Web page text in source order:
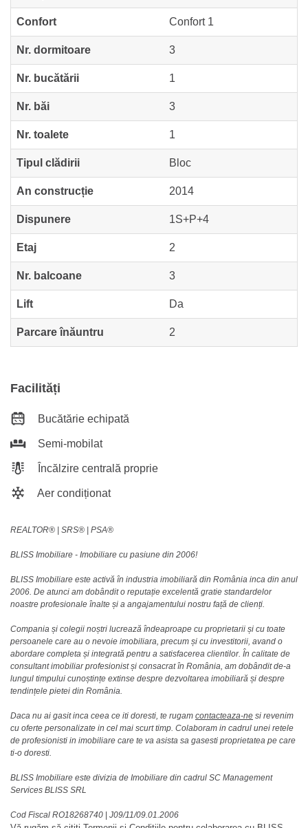
Confort Confort 1
Nr. dormitoare 3
Nr. bucătării 1
Nr. băi 3
Nr. toalete 1
Tipul clădirii Bloc
An construcție 2014
Dispunere 1S+P+4
Etaj 2
Nr. balcoane 3
Lift Da
Parcare înăuntru 2
Facilități
Bucătărie echipată
Semi-mobilat
Încălzire centrală proprie
Aer condiționat
REALTOR®️ | SRS®️ | PSA®️
BLISS Imobiliare - Imobiliare cu pasiune din 2006!
BLISS Imobiliare este activă în industria imobiliară din România inca din anul
2006. De atunci am dobândit o reputație excelentă gratie standardelor
noastre profesionale înalte și a angajamentului nostru față de clienți.
Compania și colegii noștri lucrează îndeaproape cu proprietarii și cu toate
persoanele care au o nevoie imobiliara, precum și cu investitorii, avand o
abordare completa și integrată pentru a satisfacerea clientilor. În calitate de
consultant imobiliar profesionist și consacrat în România, am dobândit de-a
lungul timpului cunoștințe extinse despre dezvoltarea imobiliară și despre
tendințele pietei din România.
Daca nu ai gasit inca ceea ce iti doresti, te rugam contacteaza-ne si revenim
cu oferte personalizate in cel mai scurt timp. Colaboram in cadrul unei retele
de profesionisti in imobiliare care te va asista sa gasesti proprietatea pe care
ti-o doresti.
BLISS Imobiliare este divizia de Imobiliare din cadrul SC Management
Services BLISS SRL
Cod Fiscal RO18268740 | J09/11/09.01.2006